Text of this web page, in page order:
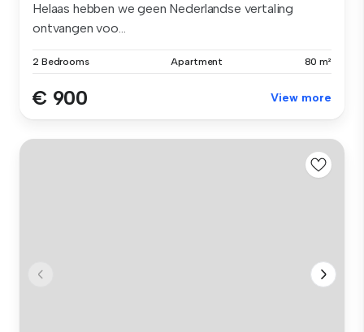
Helaas hebben we geen Nederlandse vertaling
ontvangen voo...
2 Bedrooms Apartment 80 m²
€ 900 View more